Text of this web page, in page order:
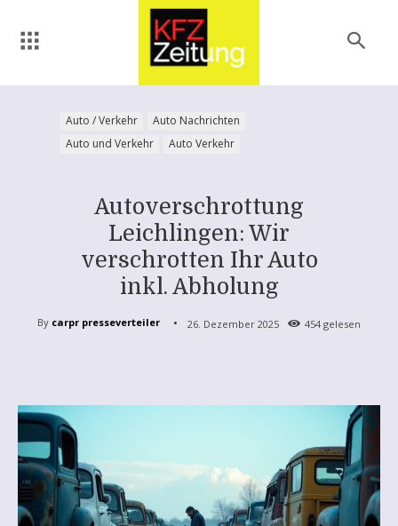
Auto / Verkehr
Auto Nachrichten
Auto und Verkehr
Auto Verkehr
Autoverschrottung
Leichlingen: Wir
verschrotten Ihr Auto
inkl. Abholung
By carpr presseverteiler 26. Dezember 2025 454 gelesen